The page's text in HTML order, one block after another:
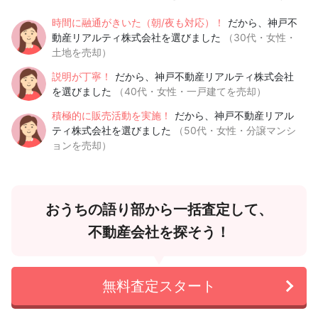
時間に融通がきいた（朝/夜も対応）！
だから、神戸不
動産リアルティ株式会社を選びました
（30代・女性・
土地を売却）
説明が丁寧！
だから、神戸不動産リアルティ株式会社
を選びました
（40代・女性・一戸建てを売却）
積極的に販売活動を実施！
だから、神戸不動産リアル
ティ株式会社を選びました
（50代・女性・分譲マンシ
ョンを売却）
おうちの語り部から一括査定して、
不動産会社を探そう！
無料査定スタート